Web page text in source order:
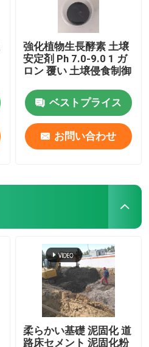
強化植物生長酵素 土壌
安定剤 Ph 7.0-9.0 1 ガ
ロン 覆い 土壌侵食制御
ベストプライス
お問い合わせ
柔らかい基礎 泥固化 道
路床セメント 泥固化粉